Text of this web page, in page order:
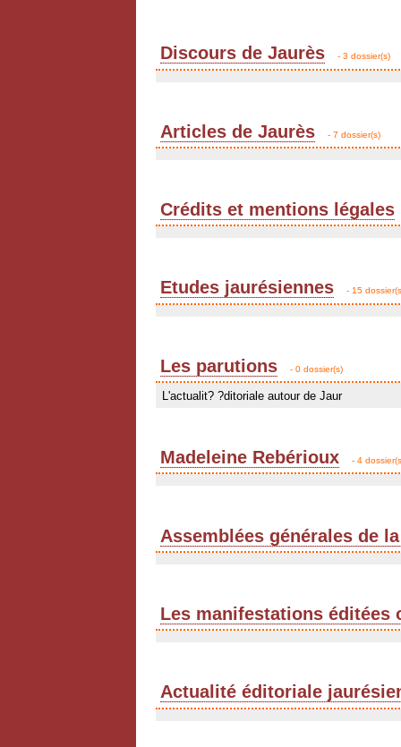
Discours de Jaurès - 3 dossier(s)
Articles de Jaurès - 7 dossier(s)
Crédits et mentions légales
Etudes jaurésiennes - 15
Les parutions - 0 dossier(s)
L'actualit? ?ditoriale autour de Jaur
Madeleine Rebérioux - 4
Assemblées générales de
Les manifestations éditées
Actualité éditoriale